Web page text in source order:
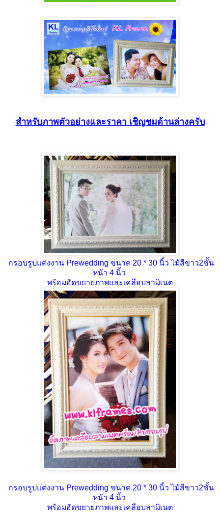
สำหรับภาพตัวอย่างและราคา เชิญชมด้านล่างครับ
กรอบรูปแต่งงาน Prewedding ขนาด 20 * 30 นิ้ว ไม้สีขาว2ชั้น
หน้า 4 นิ้ว
พร้อมอัดขยายภาพและเคลือบลามิเนต
กรอบรูปแต่งงาน Prewedding ขนาด 20 * 30 นิ้ว ไม้สีขาว2ชั้น
หน้า 4 นิ้ว
พร้อมอัดขยายภาพและเคลือบลามิเนต